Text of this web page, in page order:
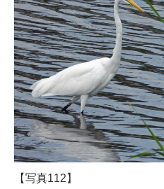
【写真112】